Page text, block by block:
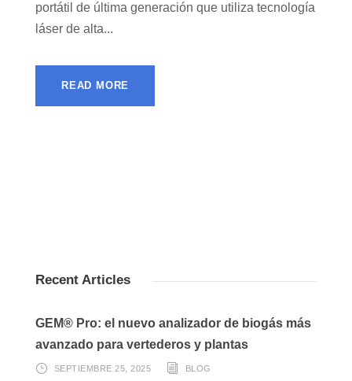
portátil de última generación que utiliza tecnología
láser de alta...
READ MORE
Recent Articles
GEM® Pro: el nuevo analizador de biogás más
avanzado para vertederos y plantas
SEPTIEMBRE 25, 2025 BLOG